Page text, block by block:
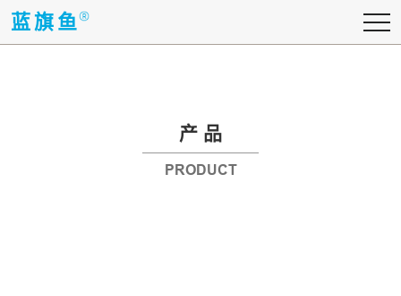
蓝旗鱼
蓝旗鱼
产 品
PRODUCT